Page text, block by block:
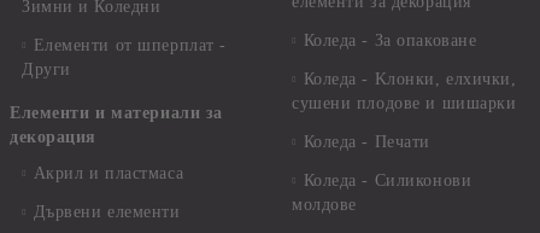
Зимни и Коледни
Елементи от шперплат -
Други
Елементи и материали за
декорация
Акрил и пластмаса
Дървени елементи
Коледа - За опаковане
Коледа - Kлонки, елхички,
сушени плодове и шишарки
Коледа - Печати
Коледа - Силиконови
молдове